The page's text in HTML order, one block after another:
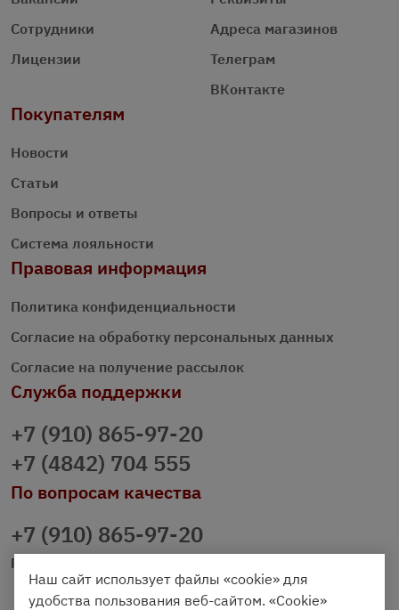
Сотрудники
Лицензии
Адреса магазинов
Телеграм
ВКонтакте
Покупателям
Новости
Статьи
Вопросы и ответы
Система лояльности
Правовая информация
Политика конфиденциальности
Согласие на обработку персональных данных
Согласие на получение рассылок
Служба поддержки
+7 (910) 865-97-20
+7 (4842) 704 555
По вопросам качества
+7 (910) 865-97-20
prazdnichniy40@palmi.ru
Наш сайт использует файлы «cookie» для
удобства пользования веб-сайтом. «Cookie»